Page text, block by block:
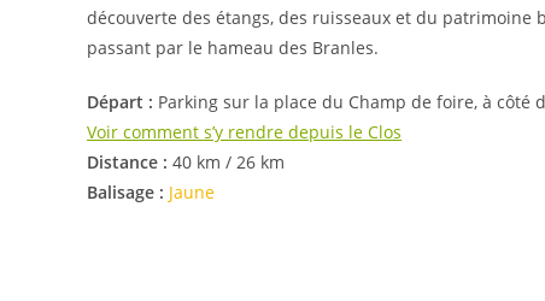
découverte des étangs, des ruisseaux et du patrimoine
passant par le hameau des Branles.
Départ : Parking sur la place du Champ de foire, à côté
Voir comment s’y rendre depuis le Clos
Distance : 40 km / 26 km
Balisage : Jaune